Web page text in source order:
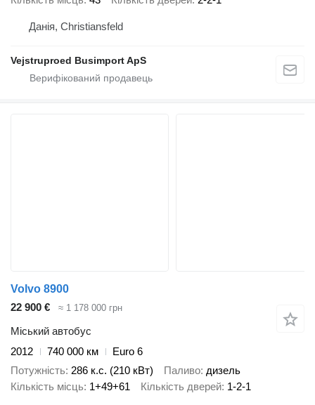
Данія, Christiansfeld
Vejstruproed Busimport ApS
Volvo 8900
22 900 €
≈ 1 178 000 грн
Міський автобус
2012
740 000 км
Euro 6
Потужність 286 к.с. (210 кВт) Паливо дизель
Кількість місць 1+49+61 Кількість дверей 1-2-1